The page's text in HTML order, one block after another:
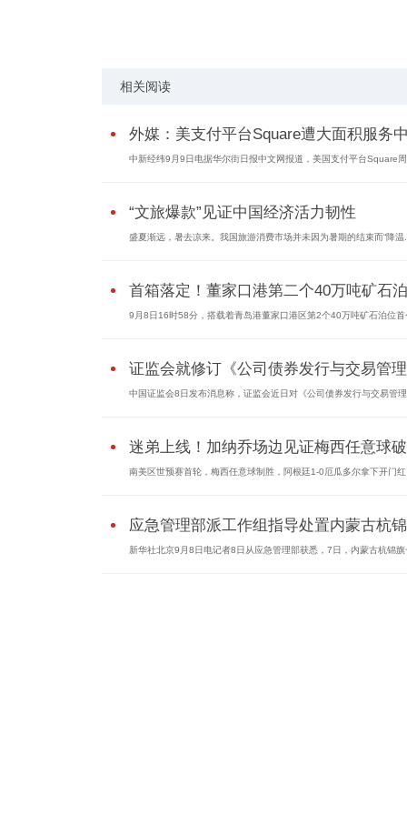
相关阅读
外媒：美支付平台Square遭大面积服务
中新经纬9月9日电据华尔街日报中文网报道，美国支付平台Square周
“文旅爆款”见证中国经济活力韧性
盛夏渐远，暑去凉来。我国旅游消费市场并未因为暑期的结束而“降温...
首箱落定！董家口港第二个40万吨矿石
9月8日16时58分，搭载着青岛港董家口港区第2个40万吨矿石泊位首
证监会就修订《公司债券发行与交易管
中国证监会8日发布消息称，证监会近日对《公司债券发行与交易管
迷弟上线！加纳乔场边见证梅西任意球
南美区世预赛首轮，梅西任意球制胜，阿根廷1-0厄瓜多尔拿下开门
应急管理部派工作组指导处置内蒙古杭
新华社北京9月8日电记者8日从应急管理部获悉，7日，内蒙古杭锦旗